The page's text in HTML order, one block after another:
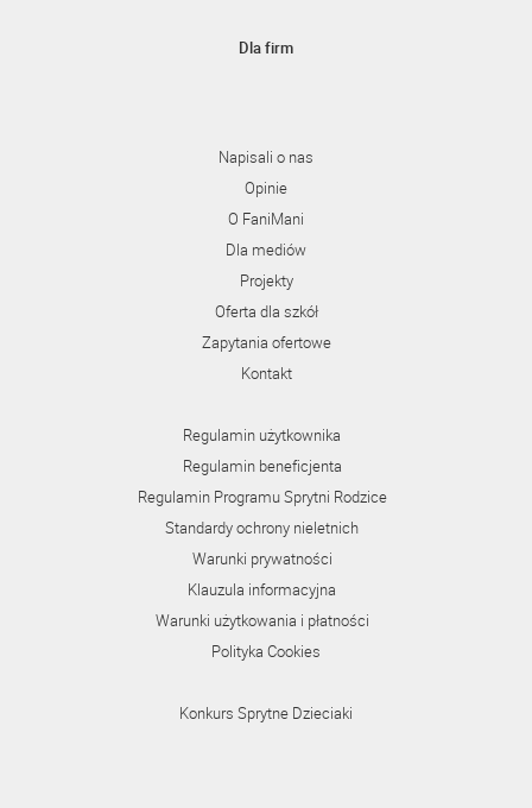
Dla firm
Napisali o nas
Opinie
O FaniMani
Dla mediów
Projekty
Oferta dla szkół
Zapytania ofertowe
Kontakt
Regulamin użytkownika
Regulamin beneficjenta
Regulamin Programu Sprytni Rodzice
Standardy ochrony nieletnich
Warunki prywatności
Klauzula informacyjna
Warunki użytkowania i płatności
Polityka Cookies
Konkurs Sprytne Dzieciaki